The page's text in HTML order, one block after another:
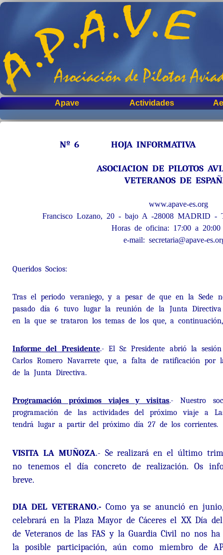
Apave Actividades
Nº 6 HOJA INFORMATIVA
ASOCIACION DE PILOTOS
VETERANOS DE
www.apave-es.org
Francisco Lozano, 20 - bajo A -28008 MADRID
Horas de oficina: 17:00 a 20:00
e-mail: secretaria@apave-
Queridos Socios:
Tras el periodo veraniego, y a pesar de que en la Sede
pasado día 6 tuvo lugar la reunión de la Junta Directiva
en la que se trataron los temas de los que, a
Informe del Presidente.- El Sr. Presidente abrió la
Carlos Romero Navarrete que, a falta de ratificación por
de la Junta Directiva.
Programación próximos viajes y visitas.- Nuestro
programación de las actividades del próximo viaje a
tendrá lugar a partir del próximo día 27 de los corrientes.
VISITA LA MUÑOZA.- Se realizará en el último
no tenemos el día concreto de realización. Os
breve.
DIA DEL VETERANO.- Como ya se anunció en
celebrará en la Plaza Mayor de Cáceres el XX Día
de Veteranos de las FAS y la Guardia Civil no nos
la posible participación, aún como miembro de